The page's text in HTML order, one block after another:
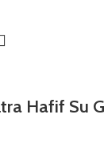
Hafif Su